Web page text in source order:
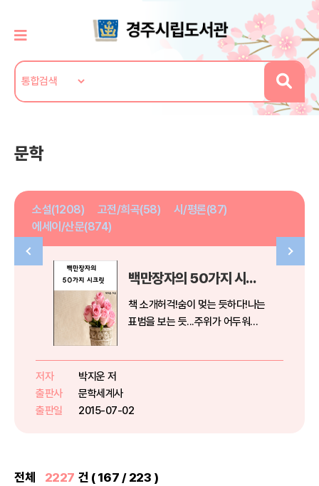
문학
소설(1208) 고전/희곡(58)
시/평론(87)
에세이/산문(874)
백만장자의 50가지 시크릿
책 소개허걱!숨이 멎는 듯하다!나는
표범을 보는 듯...주위가 어두워지
시가.백만장자의 시크릿은...
저자
박지운 저
출판사
문학세계사
출판일
2015-07-02
전체 2227 건 ( 167 / 223 )